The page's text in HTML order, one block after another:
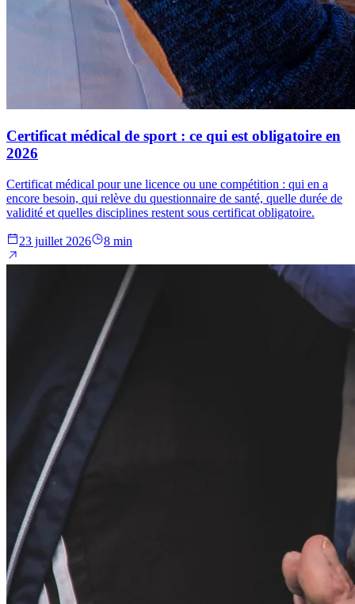
Certificat médical de sport : ce qui est obligatoire en
2026
Certificat médical pour une licence ou une compétition : qui en a
encore besoin, qui relève du questionnaire de santé, quelle durée de
validité et quelles disciplines restent sous certificat obligatoire.
23 juillet 2026 8 min